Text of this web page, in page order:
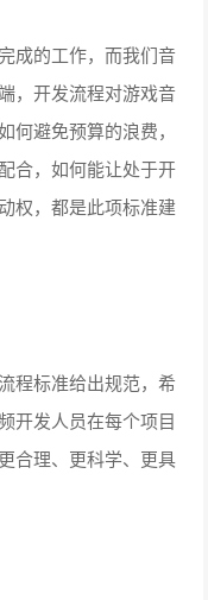
成的工作，而我们音
，开发流程对游戏音
何避免预算的浪费，
合，如何能让处于开
权，都是此项标准建
程标准给出规范，希
开发人员在每个项目
合理、更科学、更具